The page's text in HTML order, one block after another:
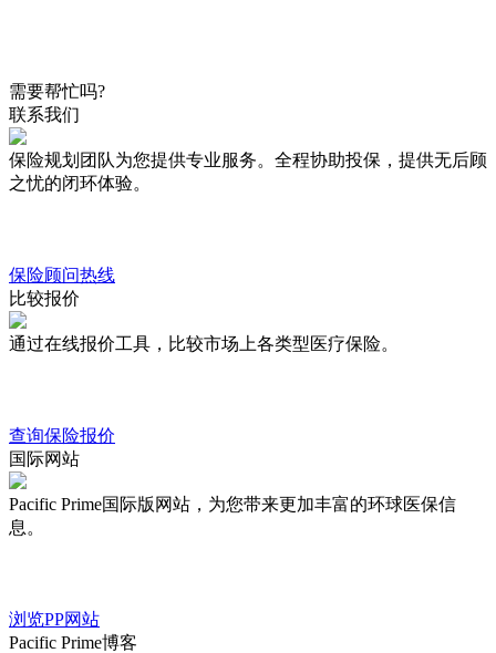
需要帮忙吗?
联系我们
保险规划团队为您提供专业服务。全程协助投保，提供无后顾
之忧的闭环体验。
保险顾问热线
比较报价
通过在线报价工具，比较市场上各类型医疗保险。
查询保险报价
国际网站
Pacific Prime国际版网站，为您带来更加丰富的环球医保信
息。
浏览PP网站
Pacific Prime博客